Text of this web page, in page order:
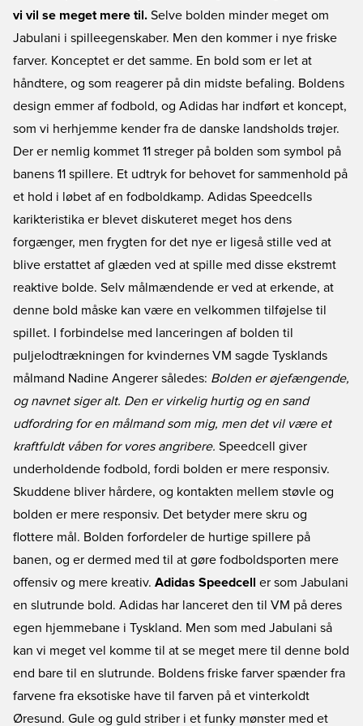
vi vil se meget mere til. Selve bolden minder meget om
Jabulani i spilleegenskaber. Men den kommer i nye friske
farver. Konceptet er det samme. En bold som er let at
håndtere, og som reagerer på din midste befaling. Boldens
design emmer af fodbold, og Adidas har indført et koncept,
som vi herhjemme kender fra de danske landsholds trøjer.
Der er nemlig kommet 11 streger på bolden som symbol på
banens 11 spillere. Et udtryk for behovet for sammenhold på
et hold i løbet af en fodboldkamp. Adidas Speedcells
karikteristika er blevet diskuteret meget hos dens
forgænger, men frygten for det nye er ligeså stille ved at
blive erstattet af glæden ved at spille med disse ekstremt
reaktive bolde. Selv målmændende er ved at erkende, at
denne bold måske kan være en velkommen tilføjelse til
spillet. I forbindelse med lanceringen af bolden til
puljelodtrækningen for kvindernes VM sagde Tysklands
målmand Nadine Angerer således: Bolden er øjefængende,
og navnet siger alt. Den er virkelig hurtig og en sand
udfordring for en målmand som mig, men det vil være et
kraftfuldt våben for vores angribere. Speedcell giver
underholdende fodbold, fordi bolden er mere responsiv.
Skuddene bliver hårdere, og kontakten mellem støvle og
bolden er mere responsiv. Det betyder mere skru og
flottere mål. Bolden forfordeler de hurtige spillere på
banen, og er dermed med til at gøre fodboldsporten mere
offensiv og mere kreativ. Adidas Speedcell
er som Jabulani
en slutrunde bold. Adidas har lanceret den til VM på deres
egen hjemmebane i Tyskland. Men som med Jabulani så
kan vi meget vel komme til at se meget mere til denne bold
end bare til en slutrunde. Boldens friske farver spænder fra
farvene fra eksotiske have til farven på et vinterkoldt
Øresund. Gule og guld striber i et funky mønster med et